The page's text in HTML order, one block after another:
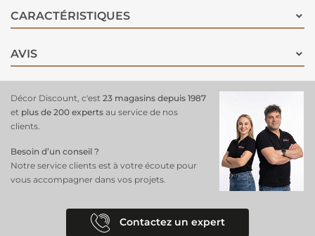
CARACTÉRISTIQUES
AVIS
Décor Discount, c'est 23 magasins depuis 1987
et plus de 200 experts au service de nos
clients.
Besoin d’un conseil ?
Notre service clients est à votre écoute pour
vous accompagner dans vos projets.
Contactez un expert